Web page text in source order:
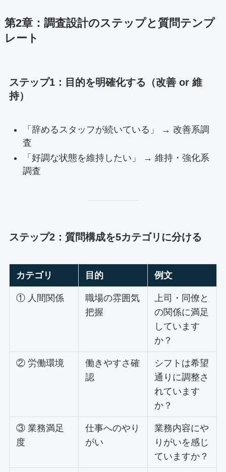
第2章：調査設計のステップと質問テンプ
レート
ステップ1：目的を明確化する（改善 or 維
持）
「辞めるスタッフが続いている」 → 改善系調
査
「好調な状態を維持したい」 → 維持・強化系
調査
ステップ2：質問構成を5カテゴリに分ける
カテゴリ 目的 例文
① 人間関係
職場の雰囲気
把握
上司・同僚と
の関係に満足
しています
か？
② 労働環境
働きやすさ確
認
シフトは希望
通りに調整さ
れています
か？
③ 業務満足
度
仕事へのやり
がい
業務内容にや
りがいを感じ
ていますか？